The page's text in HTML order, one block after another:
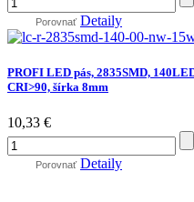
Porovnať Detaily
PROFI LED pás, 2835SMD,
CRI>90, šírka 8mm
10,33 €
Porovnať Detaily